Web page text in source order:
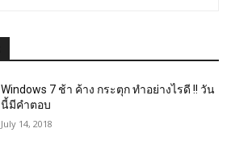
Windows 7 ช้า ค้าง กระตุก ทำอย่างไรดี !! วัน
นี้มีคำตอบ
July 14, 2018